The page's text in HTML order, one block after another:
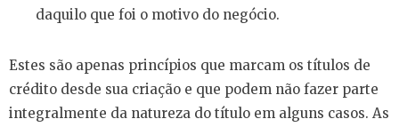
daquilo que foi o motivo do negócio.
Estes são apenas princípios que marcam os títulos de
crédito desde sua criação e que podem não fazer parte
integralmente da natureza do título em alguns casos. As